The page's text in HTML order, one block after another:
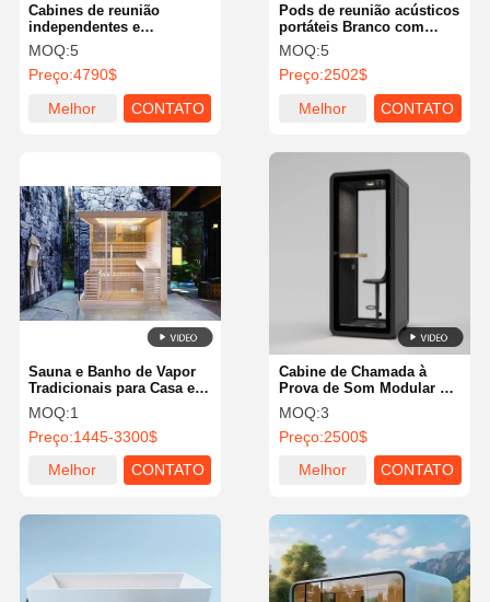
Casa Produtos
Quem
Somos
Fábrica
Pods de reunião acústicos
portáteis Branco com
material de armação de
alumínio
MOQ:5
Preço:2502$
Melhor
CONTATO
Cabines de reunião
independentes e
personalizáveis com
isolamento acústico,
cabine para escritório em
casa à prova de som
MOQ:5
Preço:4790$
Melhor
CONTATO
Cabine de Chamada à
Prova de Som Modular e
Móvel, Escritório com
Sistema de Ventilação de
Ar
MOQ:3
Preço:2500$
Melhor
CONTATO
Sauna e Banho de Vapor
Tradicionais para Casa e
Comerciais
MOQ:1
Preço:1445-3300$
Melhor
CONTATO